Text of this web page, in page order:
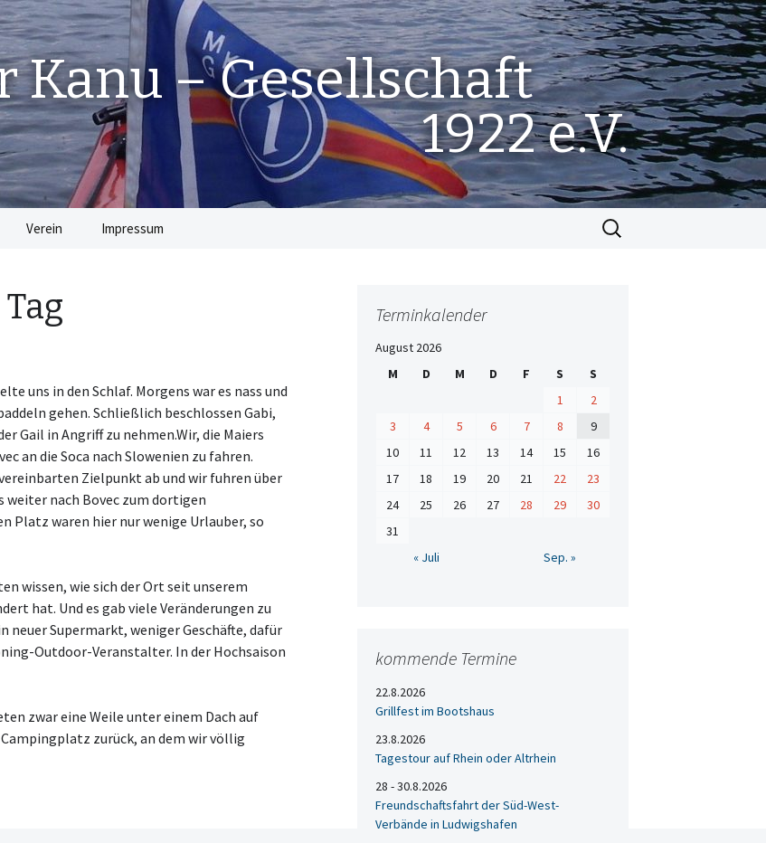
Kanu – Gesellschaft
1922 e.V.
Verein
Beiträge
Jugendordnung
Kooperationsvertrag mit
KCM
Impressum
Suchen
nach:
uns in den Schlaf. Morgens war es nass und
gehen. Schließlich beschlossen Gabi,
Gail in Angriff zu nehmen.Wir, die Maiers
an die Soca nach Slowenien zu fahren.
Zielpunkt ab und wir fuhren über
weiter nach Bovec zum dortigen
Platz waren hier nur wenige Urlauber, so
wissen, wie sich der Ort seit unserem
hat. Und es gab viele Veränderungen zu
neuer Supermarkt, weniger Geschäfte, dafür
Outdoor-Veranstalter. In der Hochsaison
zwar eine Weile unter einem Dach auf
zurück, an dem wir völlig
Terminkalender
August 2026
M
D M D F S
S
1
2
3
4 5 6 7 8
9
10
11 12 13 14 15
16
17
18 19 20 21 22
23
24
25 26 27 28 29
30
31
« Juli
Sep. »
kommende Termine
22.8.2026
Grillfest im Bootshaus
23.8.2026
Tagestour auf Rhein oder Altrhein
28 - 30.8.2026
Freundschaftsfahrt der Süd-West-
Verbände in Ludwigshafen